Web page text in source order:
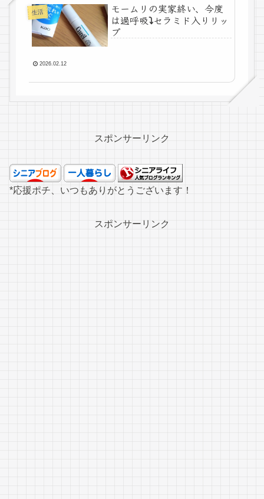
生活
モームリの実家終い、今度
は過呼吸⤵セラミド入りリッ
プ
2026.02.12
スポンサーリンク
*応援ポチ、いつもありがとうございます！
スポンサーリンク